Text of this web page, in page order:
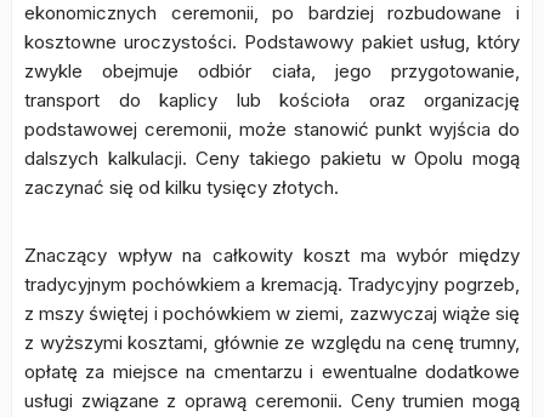
ekonomicznych ceremonii, po bardziej rozbudowane i
kosztowne uroczystości. Podstawowy pakiet usług, który
zwykle obejmuje odbiór ciała, jego przygotowanie,
transport do kaplicy lub kościoła oraz organizację
podstawowej ceremonii, może stanowić punkt wyjścia do
dalszych kalkulacji. Ceny takiego pakietu w Opolu mogą
zaczynać się od kilku tysięcy złotych.
Znaczący wpływ na całkowity koszt ma wybór między
tradycyjnym pochówkiem a kremacją. Tradycyjny pogrzeb,
z mszy świętej i pochówkiem w ziemi, zazwyczaj wiąże się
z wyższymi kosztami, głównie ze względu na cenę trumny,
opłatę za miejsce na cmentarzu i ewentualne dodatkowe
usługi związane z oprawą ceremonii. Ceny trumien mogą